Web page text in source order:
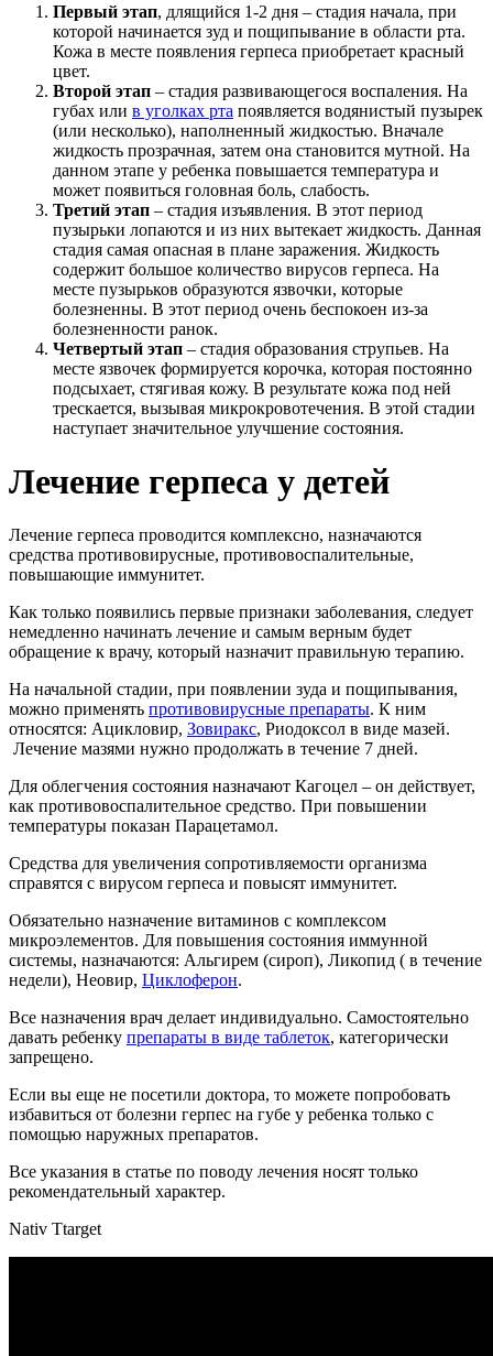
Первый этап, длящийся 1-2 дня – стадия начала, при
которой начинается зуд и пощипывание в области рта.
Кожа в месте появления герпеса приобретает красный
цвет.
Второй этап – стадия развивающегося воспаления. На
губах или в уголках рта появляется водянистый пузырек
(или несколько), наполненный жидкостью. Вначале
жидкость прозрачная, затем она становится мутной. На
данном этапе у ребенка повышается температура и
может появиться головная боль, слабость.
Третий этап – стадия изъявления. В этот период
пузырьки лопаются и из них вытекает жидкость. Данная
стадия самая опасная в плане заражения. Жидкость
содержит большое количество вирусов герпеса. На
месте пузырьков образуются язвочки, которые
болезненны. В этот период очень беспокоен из-за
болезненности ранок.
Четвертый этап – стадия образования струпьев. На
месте язвочек формируется корочка, которая постоянно
подсыхает, стягивая кожу. В результате кожа под ней
трескается, вызывая микрокровотечения. В этой стадии
наступает значительное улучшение состояния.
Лечение герпеса у детей
Лечение герпеса проводится комплексно, назначаются
средства противовирусные, противовоспалительные,
повышающие иммунитет.
Как только появились первые признаки заболевания, следует
немедленно начинать лечение и самым верным будет
обращение к врачу, который назначит правильную терапию.
На начальной стадии, при появлении зуда и пощипывания,
можно применять противовирусные препараты. К ним
относятся: Ацикловир, Зовиракс, Риодоксол в виде мазей.
Лечение мазями нужно продолжать в течение 7 дней.
Для облегчения состояния назначают Кагоцел – он действует,
как противовоспалительное средство. При повышении
температуры показан Парацетамол.
Средства для увеличения сопротивляемости организма
справятся с вирусом герпеса и повысят иммунитет.
Обязательно назначение витаминов с комплексом
микроэлементов. Для повышения состояния иммунной
системы, назначаются: Альгирем (сироп), Ликопид ( в течение
недели), Неовир, Циклоферон.
Все назначения врач делает индивидуально. Самостоятельно
давать ребенку препараты в виде таблеток, категорически
запрещено.
Если вы еще не посетили доктора, то можете попробовать
избавиться от болезни герпес на губе у ребенка только с
помощью наружных препаратов.
Все указания в статье по поводу лечения носят только
рекомендательный характер.
Nativ Ttarget